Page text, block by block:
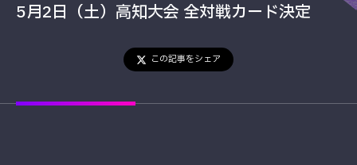
5月2日（土）高知大会 全対戦カード決定
この記事をシェア